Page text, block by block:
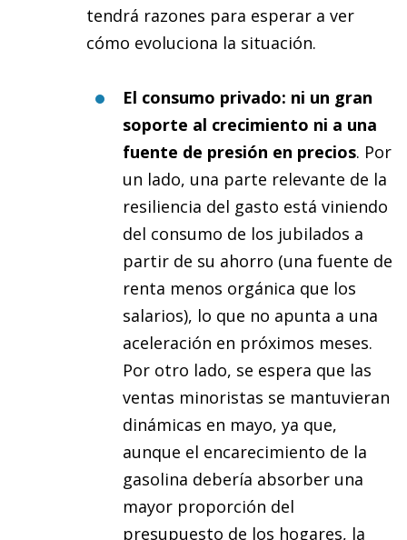
tendrá razones para esperar a ver
cómo evoluciona la situación.
El consumo privado: ni un gran
soporte al crecimiento ni a una
fuente de presión en precios. Por
un lado, una parte relevante de la
resiliencia del gasto está viniendo
del consumo de los jubilados a
partir de su ahorro (una fuente de
renta menos orgánica que los
salarios), lo que no apunta a una
aceleración en próximos meses.
Por otro lado, se espera que las
ventas minoristas se mantuvieran
dinámicas en mayo, ya que,
aunque el encarecimiento de la
gasolina debería absorber una
mayor proporción del
presupuesto de los hogares, la